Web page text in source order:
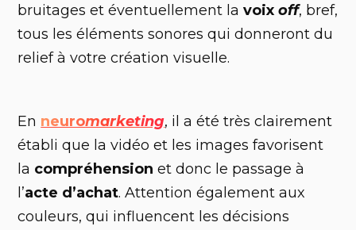
bruitages et éventuellement lavoixoff, bref,
tous les éléments sonores qui donneront du
relief à votre création visuelle.
En neuromarketing, il a été très clairement
établi que la vidéo et les images favorisent
la compréhension et donc le passage à
l’acte d’achat. Attention également aux
couleurs, qui influencent les décisions